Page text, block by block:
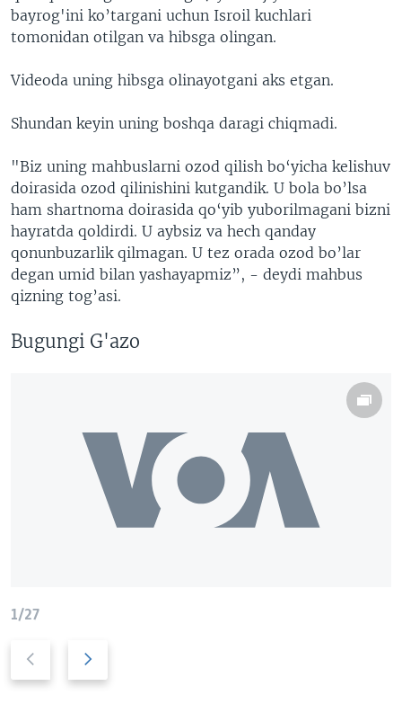
bayrog'ini ko’targani uchun Isroil kuchlari
tomonidan otilgan va hibsga olingan.
Videoda uning hibsga olinayotgani aks etgan.
Shundan keyin uning boshqa daragi chiqmadi.
"Biz uning mahbuslarni ozod qilish bo‘yicha kelishuv
doirasida ozod qilinishini kutgandik. U bola bo’lsa
ham shartnoma doirasida qo‘yib yuborilmagani bizni
hayratda qoldirdi. U aybsiz va hech qanday
qonunbuzarlik qilmagan. U tez orada ozod bo’lar
degan umid bilan yashayapmiz”, - deydi mahbus
qizning tog’asi.
Bugungi G'azo
1/27